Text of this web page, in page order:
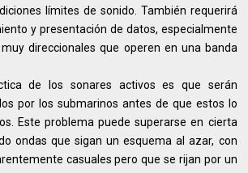
límites de sonido. También requerirá
y presentación de datos, especialmente
direccionales que operen en una banda
de los sonares activos es que serán
por los submarinos antes de que estos lo
Este problema puede superarse en cierta
ondas que sigan un esquema al azar, con
casuales pero que se rijan por un